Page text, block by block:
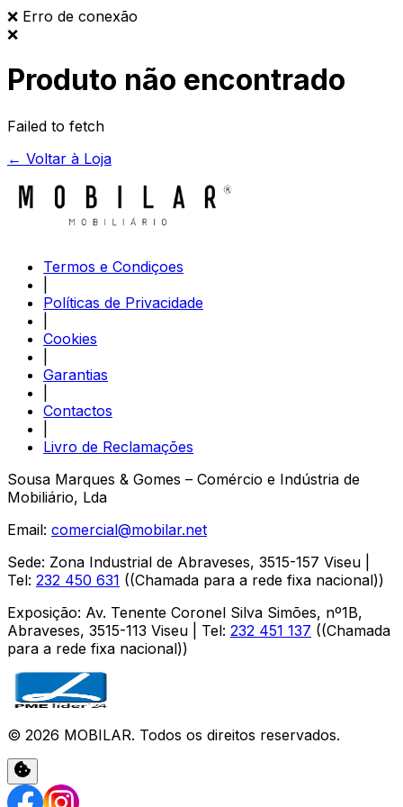
❌ Erro de conexão
❌
Produto não encontrado
Failed to fetch
← Voltar à Loja
Termos e Condiçoes
Políticas de Privacidade
Cookies
Garantias
Contactos
Livro de Reclamações
Sousa Marques & Gomes – Comércio e Indústria de
Mobiliário, Lda
Email: comercial@mobilar.net
Sede: Zona Industrial de Abraveses, 3515-157 Viseu
Tel: 232 450 631 ((Chamada para a rede fixa nacional))
Exposição: Av. Tenente Coronel Silva Simões, nº1B,
Abraveses, 3515-113 Viseu | Tel: 232 451 137 ((Chamada
para a rede fixa nacional))
© 2026 MOBILAR. Todos os direitos reservados.